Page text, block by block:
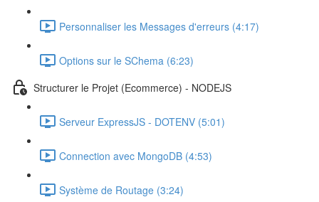
Personnaliser les Messages d'erreurs (4:17)
Options sur le SChema (6:23)
Structurer le Projet (Ecommerce) - NODEJS
Serveur ExpressJS - DOTENV (5:01)
Connection avec MongoDB (4:53)
Système de Routage (3:24)